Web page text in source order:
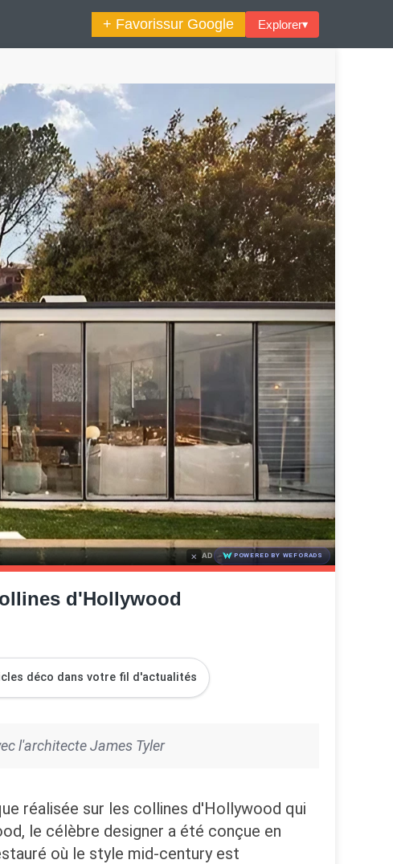
+ Favorissur Google Explorer▾
La Semaine Décoration Et Design
Maison En Ville
Les Trouvailles Déco Du Jour
Loft
On Décode La Déco Petite Surface
Piscine
d'Hollywood
déco dans votre fil d'actualités
l'architecte James Tyler
réalisée sur les collines d'Hollywood qui
le célèbre designer a été conçue en
où le style mid-century est